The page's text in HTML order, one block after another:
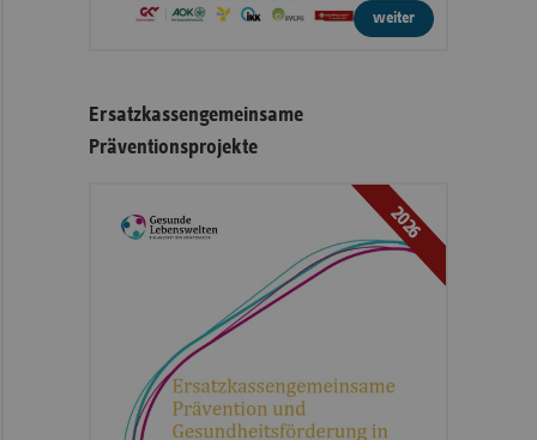
weiter
Ersatzkassengemeinsame
Präventionsprojekte
2026